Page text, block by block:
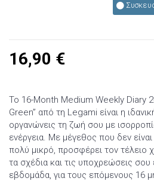
16,90 €
Το 16-Month Medium Weekly Diary
Green” από τη Legami είναι η
οργανώνεις τη ζωή σου με
ενέργεια. Με μέγεθος που δεν
πολύ μικρό, προσφέρει τον τέλειο
τα σχέδια και τις υποχρεώσεις
εβδομάδα, για τους επόμενους 16